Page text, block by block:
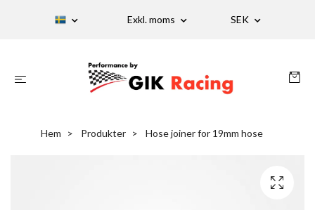
Exkl. moms SEK
Hem Produkter Hose joiner for 19mm hose